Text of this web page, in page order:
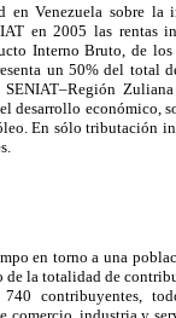
en Venezuela sobre
en 2005 las rentas
Interno Bruto, de
un 50% del total
desarrollo económico,
En sólo tributación
en torno a una
de la totalidad de
contribuyentes,